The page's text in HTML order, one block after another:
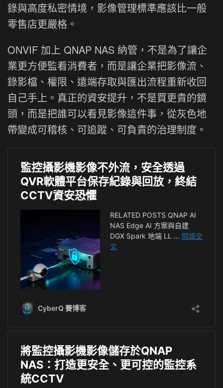
錄與高度私密情境，影像管理標準應該比一般
零售店更嚴格。
ONVIF 加上 QNAP NAS 納管，不是為了讓企
業更方便監看消費者，而是讓企業把影像流、
錄影檔、權限、遠端存取與匯出流程重新收回
自己手上。真正的資安提升，不是買更貴的鏡
頭，而是把誰可以看見影像這件事，從灰色地
帶變成可稽核、可追蹤、可負責的治理制度。